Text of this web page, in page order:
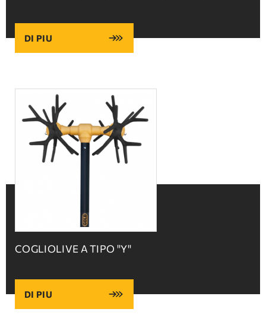
DI PIU
COGLIOLIVE A TIPO ''Υ''
DI PIU